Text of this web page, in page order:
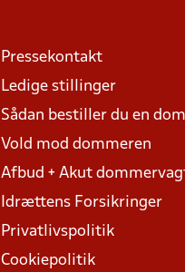
Pressekontakt
Ledige stillinger
Sådan bestiller du en
Vold mod dommeren
Afbud + Akut
Idrættens Forsikringer
Privatlivspolitik
Cookiepolitik